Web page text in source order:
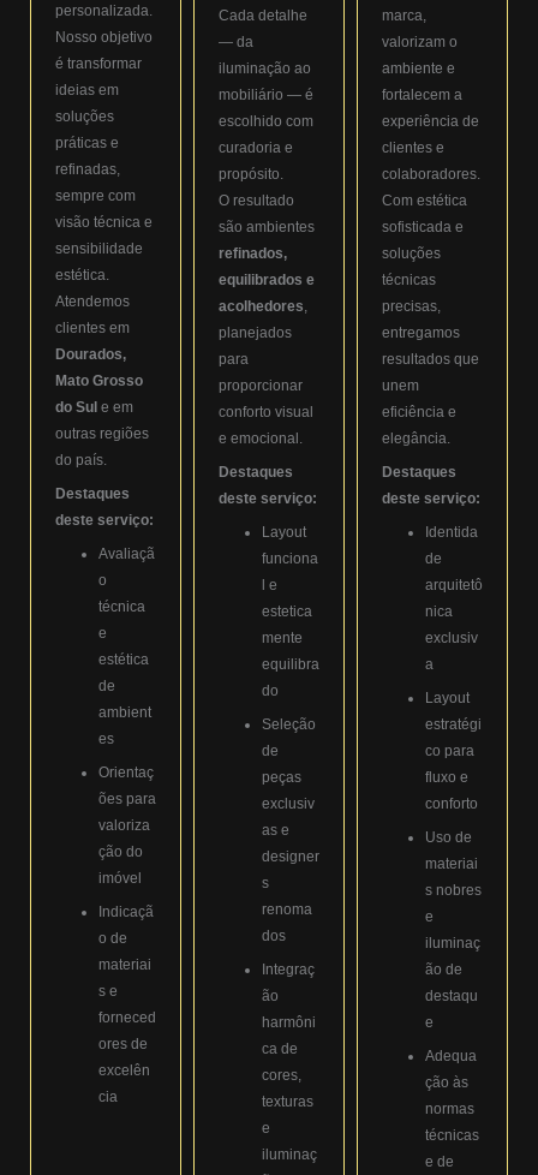
personalizada.
Nosso objetivo
é transformar
ideias em
soluções
práticas e
refinadas,
sempre com
visão técnica e
sensibilidade
estética.
Atendemos
clientes em
Dourados,
Mato Grosso
do Sul e em
outras regiões
do país.
Destaques
deste serviço:
Avaliaçã
o
técnica
e
estética
de
ambient
es
Orientaç
ões para
valoriza
ção do
imóvel
Indicaçã
o de
materiai
s e
forneced
ores de
excelên
cia
Cada detalhe
— da
iluminação ao
mobiliário — é
escolhido com
curadoria e
propósito.
O resultado
são ambientes
refinados,
equilibrados e
acolhedores,
planejados
para
proporcionar
conforto visual
e emocional.
Destaques
deste serviço:
Layout
funciona
l e
estetica
mente
equilibra
do
Seleção
de
peças
exclusiv
as e
designer
s
renoma
dos
Integraç
ão
harmôni
ca de
cores,
texturas
e
iluminaç
marca,
valorizam o
ambiente e
fortalecem a
experiência de
clientes e
colaboradores.
Com estética
sofisticada e
soluções
técnicas
precisas,
entregamos
resultados que
unem
eficiência e
elegância.
Destaques
deste serviço:
Identida
de
arquitetô
nica
exclusiv
a
Layout
estratégi
co para
fluxo e
conforto
Uso de
materiai
s nobres
e
iluminaç
ão de
destaqu
e
Adequa
ção às
normas
técnicas
e de